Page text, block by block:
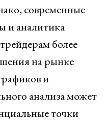
современные
и аналитика
более
на рынке
и
анализа может
точки